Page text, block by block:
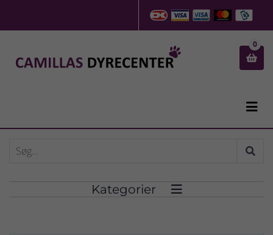

0

Kategorier 